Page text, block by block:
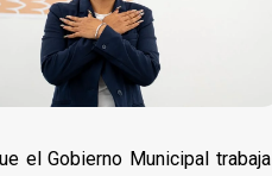
el Gobierno Municipal trabaja